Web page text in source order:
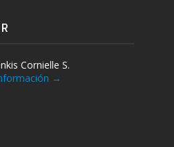
Cornielle S.
→